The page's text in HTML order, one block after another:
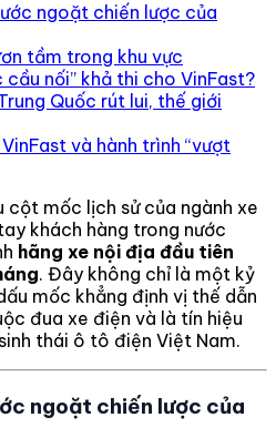
ngoặt chiến lược của
tầm trong khu vực
cầu nối” khả thi cho VinFast?
Quốc rút lui, thế giới
và hành trình “vượt
cột mốc lịch sử của ngành xe
khách hàng trong nước
hãng xe nội địa đầu tiên
. Đây không chỉ là một kỷ
mốc khẳng định vị thế dẫn
đua xe điện và là tín hiệu
thái ô tô điện Việt Nam.
ngoặt chiến lược của